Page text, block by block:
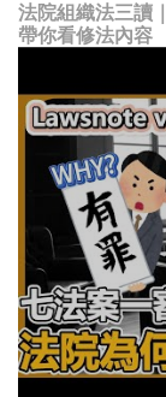
法院組織法三讀
帶你看修法內容